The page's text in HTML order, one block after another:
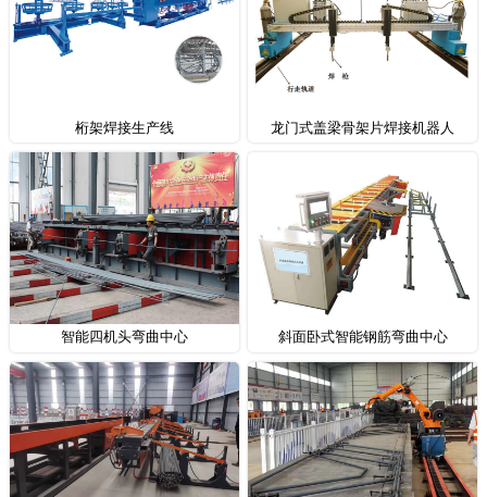
桁架焊接生产线 龙门式盖梁骨架片焊接机器人
智能四机头弯曲中心 斜面卧式智能钢筋弯曲中心